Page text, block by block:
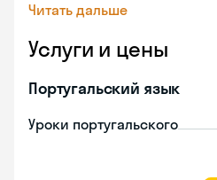
Читать дальше
Услуги и цены
Португальский язык
Уроки португальского